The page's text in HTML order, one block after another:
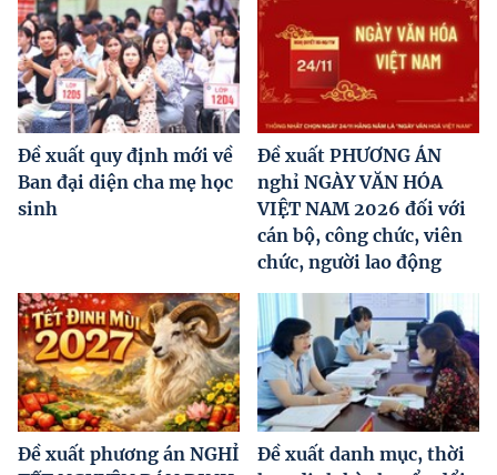
Đề xuất quy định mới về
Ban đại diện cha mẹ học
sinh
Đề xuất PHƯƠNG ÁN
nghỉ NGÀY VĂN HÓA
VIỆT NAM 2026 đối với
cán bộ, công chức, viên
chức, người lao động
Đề xuất phương án NGHỈ
Đề xuất danh mục, thời